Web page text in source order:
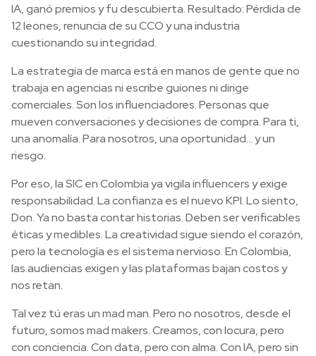
IA, ganó premios y fu descubierta. Resultado: Pérdida de
12 leones, renuncia de su CCO y una industria
cuestionando su integridad.
La estrategia de marca está en manos de gente que no
trabaja en agencias ni escribe guiones ni dirige
comerciales. Son los influenciadores. Personas que
mueven conversaciones y decisiones de compra. Para ti,
una anomalía. Para nosotros, una oportunidad… y un
riesgo.
Por eso, la SIC en Colombia ya vigila influencers y exige
responsabilidad. La confianza es el nuevo KPI. Lo siento,
Don. Ya no basta contar historias. Deben ser verificables
éticas y medibles. La creatividad sigue siendo el corazón,
pero la tecnología es el sistema nervioso. En Colombia,
las audiencias exigen y las plataformas bajan costos y
nos retan.
Tal vez tú eras un mad man. Pero no nosotros, desde el
futuro, somos mad makers. Creamos, con locura, pero
con conciencia. Con data, pero con alma. Con IA, pero sin